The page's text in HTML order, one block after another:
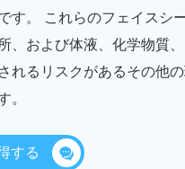
す。 これらのフェイスシー
、および体液、化学物質
れるリスクがあるその他
。
する